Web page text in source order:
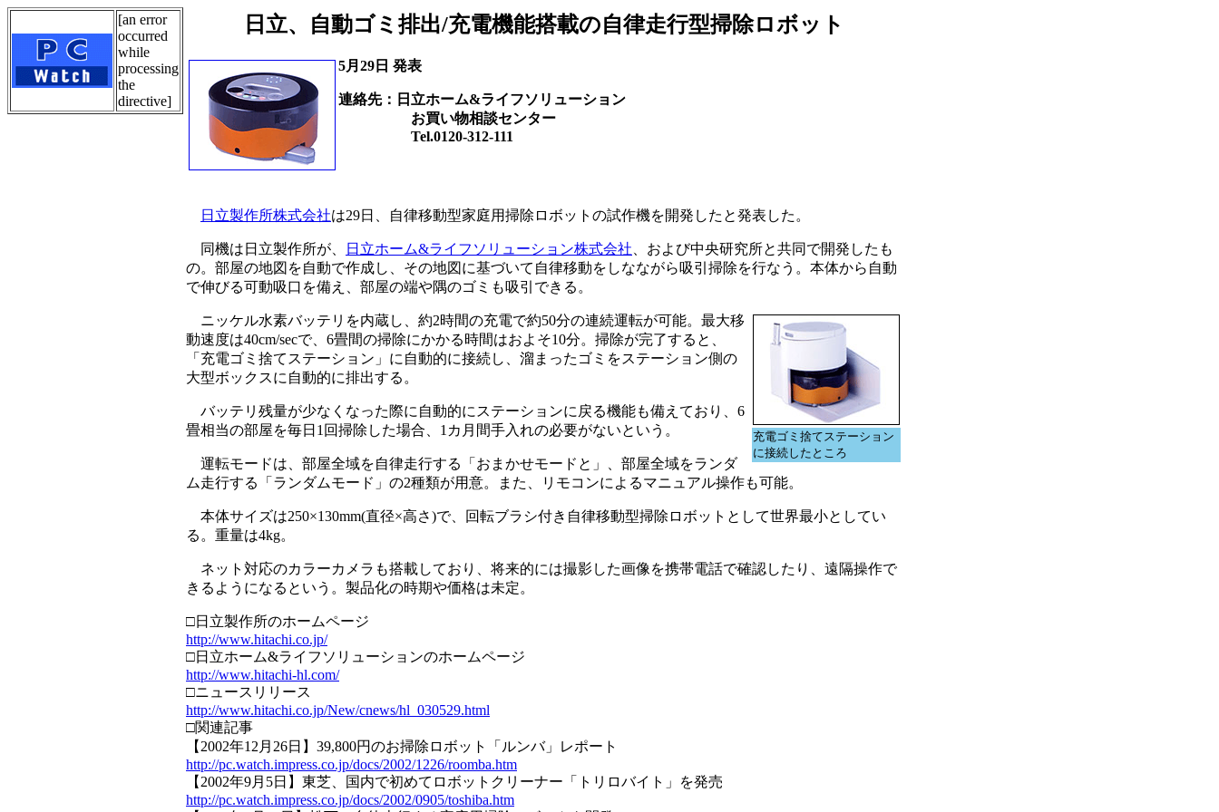
[an error
occurred
while
processing
the
directive]
日立、自動ゴミ排出/充電機能搭載の自律走行型掃除ロボット
5月29日 発表
連絡先：日立ホーム&ライフソリューション
お買い物相談センター
Tel.0120-312-111
日立製作所株式会社は29日、自律移動型家庭用掃除ロボットの試作機を開発したと発表した。
同機は日立製作所が、 日立ホーム&ライフソリューション株式会社 、および中央研究所と共同で開発したも
の。部屋の地図を自動で作成し、その地図に基づいて自律移動をしなながら吸引掃除を行なう。本体から自動
で伸びる可動吸口を備え、部屋の端や隅のゴミも吸引できる。
充電ゴミ捨てステーション
に接続したところ
ニッケル水素バッテリを内蔵し、約2時間の充電で約50分の連続運転が可能。最大移
動速度は40cm/secで、6畳間の掃除にかかる時間はおよそ10分。掃除が完了すると、
「充電ゴミ捨てステーション」に自動的に接続し、溜まったゴミをステーション側の
大型ボックスに自動的に排出する。
バッテリ残量が少なくなった際に自動的にステーションに戻る機能も備えており、6
畳相当の部屋を毎日1回掃除した場合、1カ月間手入れの必要がないという。
運転モードは、部屋全域を自律走行する「おまかせモードと」、部屋全域をランダ
ム走行する「ランダムモード」の2種類が用意。また、リモコンによるマニュアル操作も可能。
本体サイズは250×130mm(直径×高さ)で、回転ブラシ付き自律移動型掃除ロボットとして世界最小としてい
る。重量は4kg。
ネット対応のカラーカメラも搭載しており、将来的には撮影した画像を携帯電話で確認したり、遠隔操作で
きるようになるという。製品化の時期や価格は未定。
□日立製作所のホームページ
http://www.hitachi.co.jp/
□日立ホーム&ライフソリューションのホームページ
http://www.hitachi-hl.com/
□ニュースリリース
http://www.hitachi.co.jp/New/cnews/hl_030529.html
□関連記事
【2002年12月26日】39,800円のお掃除ロボット「ルンバ」レポート
http://pc.watch.impress.co.jp/docs/2002/1226/roomba.htm
【2002年9月5日】東芝、国内で初めてロボットクリーナー「トリロバイト」を発売
http://pc.watch.impress.co.jp/docs/2002/0905/toshiba.htm